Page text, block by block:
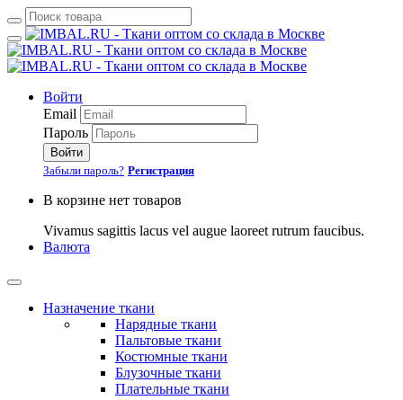
Войти
Email
Пароль
Войти
Забыли пароль? Регистрация
В корзине нет товаров
Vivamus sagittis lacus vel augue laoreet rutrum faucibus.
Валюта
Назначение ткани
Нарядные ткани
Пальтовые ткани
Костюмные ткани
Блузочные ткани
Плательные ткани